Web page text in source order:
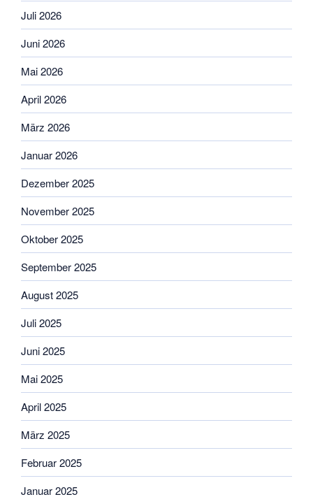
Juli 2026
Juni 2026
Mai 2026
April 2026
März 2026
Januar 2026
Dezember 2025
November 2025
Oktober 2025
September 2025
August 2025
Juli 2025
Juni 2025
Mai 2025
April 2025
März 2025
Februar 2025
Januar 2025